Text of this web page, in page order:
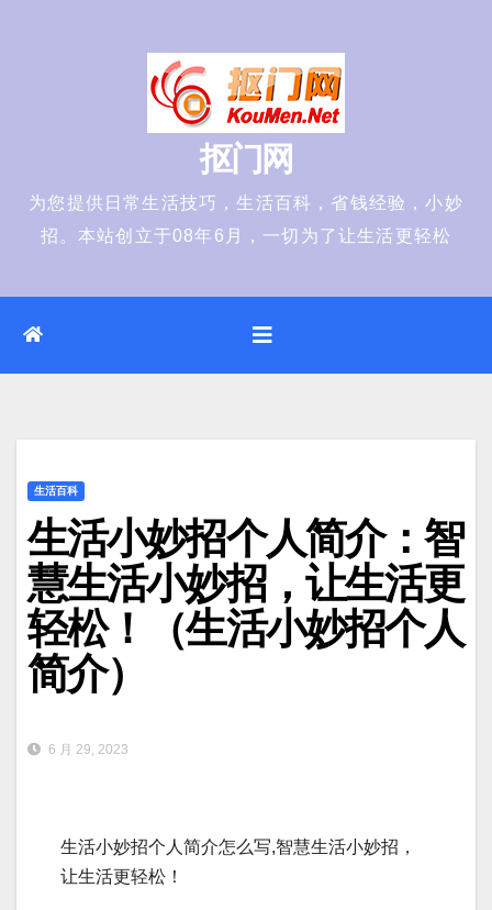
抠门网
为您提供日常生活技巧，生活百科，省钱经验，小妙
招。本站创立于08年6月，一切为了让生活更轻松
生活百科
生活小妙招个人简介：智
慧生活小妙招，让生活更
轻松！（生活小妙招个人
简介）
6 月 29, 2023
生活小妙招个人简介怎么写,智慧生活小妙招，
让生活更轻松！